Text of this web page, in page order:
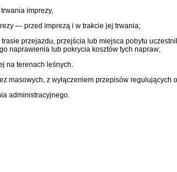
imprezy,
— przed imprezą i w trakcie jej trwania;
przejazdu, przejścia lub miejsca pobytu
naprawienia lub pokrycia kosztów tych napraw;
na terenach leśnych.
masowych, z wyłączeniem przepisów
administracyjnego.